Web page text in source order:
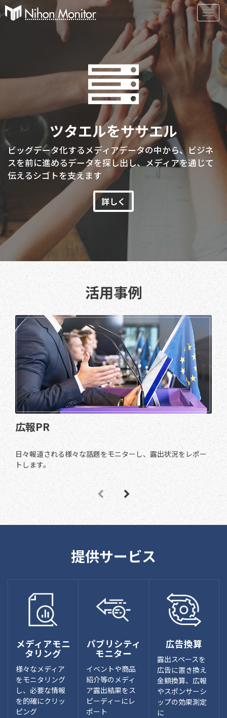
Primary
Menu
S
k
i
p
t
o
c
o
n
t
e
n
t
ツタエルをササエル
ビッグデータ化するメディアデータの中から、ビジネ
スを前に進めるデータを探し出し、メディアを通じて
伝えるシゴトを支えます
詳しく
活用事例
広報PR
日々報道される様々な話題をモニターし、露出状況をレポー
トします。
提供サービス
メディアモニ
タリング
様々なメディア
をモニタリング
し、必要な情報
を的確にクリッ
ピング
パブリシティ
モニター
イベントや商品
紹介等のメディ
ア露出結果をス
ピーディーにレ
ポート
広告換算
露出スペースを
広告に置き換え
金額換算、広報
やスポンサーシ
ップの効果測定
に